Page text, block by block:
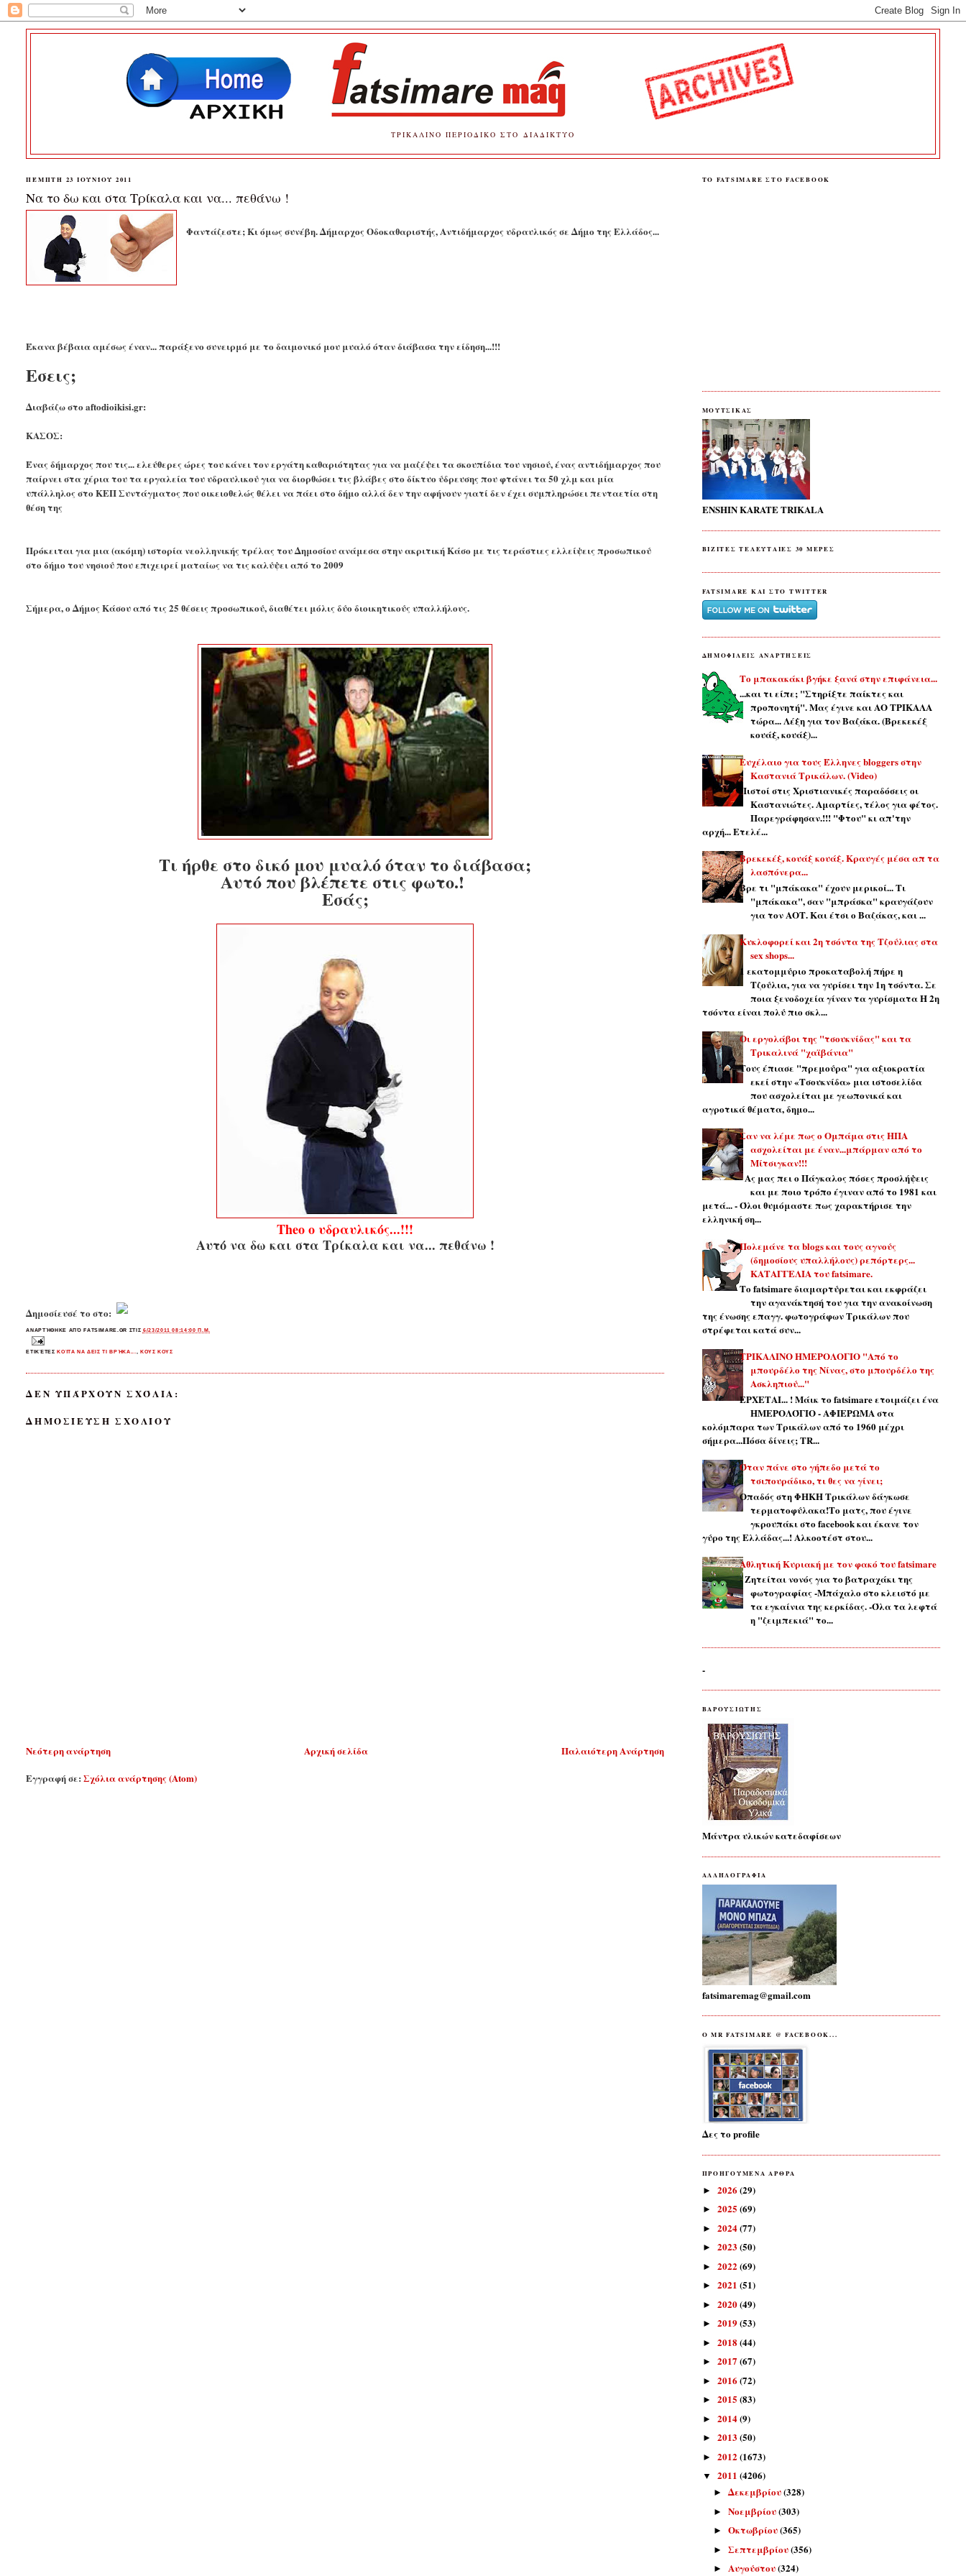
ΤΡΙΚΑΛΙΝΟ ΠΕΡΙΟΔΙΚΟ ΣΤΟ ΔΙΑΔΙΚΤΥΟ
ΠΈΜΠΤΗ 23 ΙΟΥΝΊΟΥ 2011
Να το δω και στα Τρίκαλα και να... πεθάνω !
Φαντάζεστε; Κι όμως συνέβη. Δήμαρχος Οδοκαθαριστής, Αντιδήμαρχος υδραυλικός σε Δήμο της Ελλάδος...
Έκανα βέβαια αμέσως έναν... παράξενο συνειρμό με το δαιμονικό μου μυαλό όταν διάβασα την είδηση...!!!
Εσεις;
Διαβάζω στο aftodioikisi.gr:
ΚΑΣΟΣ:
Ένας δήμαρχος που τις... ελεύθερες ώρες του κάνει τον εργάτη καθαριότητας για να μαζέψει τα σκουπίδια του νησιού, ένας αντιδήμαρχος που
παίρνει στα χέρια του τα εργαλεία του υδραυλικού για να διορθώσει τις βλάβες στο δίκτυο ύδρευσης που φτάνει τα 50 χλμ και μία
υπάλληλος στο ΚΕΠ Συντάγματος που οικειοθελώς θέλει να πάει στο δήμο αλλά δεν την αφήνουν γιατί δεν έχει συμπληρώσει πενταετία στη
θέση της
Πρόκειται για μια (ακόμη) ιστορία νεολληνικής τρέλας του Δημοσίου ανάμεσα στην ακριτική Κάσο με τις τεράστιες ελλείψεις προσωπικού
στο δήμο του νησιού που επιχειρεί ματαίως να τις καλύψει από το 2009
Σήμερα, ο Δήμος Κάσου από τις 25 θέσεις προσωπικού, διαθέτει μόλις δύο διοικητικούς υπαλλήλους.
Τι ήρθε στο δικό μου μυαλό όταν το διάβασα;
Αυτό που βλέπετε στις φωτο.!
Εσάς;
Theo o υδραυλικός...!!!
Αυτό να δω και στα Τρίκαλα και να... πεθάνω !
Δημοσίευσέ το στο:
ΑΝΑΡΤΉΘΗΚΕ ΑΠΌ FATSIMARE.GR ΣΤΙΣ 6/23/2011 08:14:00 Π.Μ.
ΕΤΙΚΈΤΕΣ ΚΟΊΤΑ ΝΑ ΔΕΙΣ ΤΙ ΒΡΉΚΑ... ΚΟΥΣ ΚΟΥΣ
ΔΕΝ ΥΠΆΡΧΟΥΝ ΣΧΌΛΙΑ:
ΔΗΜΟΣΊΕΥΣΗ ΣΧΟΛΊΟΥ
Νεότερη ανάρτηση Παλαιότερη Ανάρτηση
Αρχική σελίδα
Εγγραφή σε:Σχόλια ανάρτησης (Atom)
ΤΟ FATSIMARE ΣΤΟ FACEBOOK
ΜΟΥΤΣΙΚΑΣ
ENSHIN KARATE TRIKALA
ΒΙΖΙΤΕΣ ΤΕΛΕΥΤΑΙΕΣ 30 ΜΕΡΕΣ
FATSIMARE KAI ΣΤΟ TWITTER
ΔΗΜΟΦΙΛΕΙΣ ΑΝΑΡΤΗΣΕΙΣ
Το μπακακάκι βγήκε ξανά στην επιφάνεια...
...και τι είπε; "Στηρίξτε παίκτες και
προπονητή". Μας έγινε και ΑΟ ΤΡΙΚΑΛΑ
τώρα... Λέξη για τον Βαζάκα. (Βρεκεκέξ
κουάξ, κουάξ)...
Ευχέλαιο για τους Έλληνες bloggers στην
Καστανιά Τρικάλων. (Video)
Πιστοί στις Χριστιανικές παραδόσεις οι
Καστανιώτες. Αμαρτίες, τέλος για φέτος.
Παρεγράφησαν.!!! "Φτου" κι απ'την
αρχή... Ετελέ...
Βρεκεκέξ, κουάξ κουάξ. Κραυγές μέσα απ τα
λασπόνερα...
Βρε τι "μπάκακα" έχουν μερικοί... Τι
"μπάκακα", σαν "μπράσκα" κραυγάζουν
για τον ΑΟΤ. Και έτσι ο Βαζάκας, και ...
Κυκλοφορεί και 2η τσόντα της Τζούλιας στα
sex shops...
1 εκατομμύριο προκαταβολή πήρε η
Τζούλια, για να γυρίσει την 1η τσόντα. Σε
ποια ξενοδοχεία γίναν τα γυρίσματα Η 2η
τσόντα είναι πολύ πιο σκλ...
Οι εργολάβοι της "τσουκνίδας" και τα
Τρικαλινά "χαϊβάνια"
Τους έπιασε "πρεμούρα" για αξιοκρατία
εκεί στην «Τσουκνίδα» μια ιστοσελίδα
που ασχολείται με γεωπονικά και
αγροτικά θέματα, δημο...
Σαν να λέμε πως ο Ομπάμα στις ΗΠΑ
ασχολείται με έναν...μπάρμαν από το
Μίτσιγκαν!!!
- Ας μας πει ο Πάγκαλος πόσες προσλήψεις
και με ποιο τρόπο έγιναν από το 1981 και
μετά... - Όλοι θυμόμαστε πως χαρακτήρισε την
ελληνική ση...
Πολεμάνε τα blogs και τους αγνούς
(δημοσίους υπαλλήλους) ρεπόρτερς...
ΚΑΤΑΓΓΕΛΙΑ του fatsimare.
Το fatsimare διαμαρτύρεται και εκφράζει
την αγανάκτησή του για την ανακοίνωση
της ένωσης επαγγ. φωτογράφων Τρικάλων που
στρέφεται κατά συν...
ΤΡΙΚΑΛΙΝΟ ΗΜΕΡΟΛΟΓΙΟ "Από το
μπουρδέλο της Νίνας, στο μπουρδέλο της
Ασκληπιού..."
ΕΡΧΕΤΑΙ... ! Μάικ το fatsimare ετοιμάζει ένα
ΗΜΕΡΟΛΌΓΙΟ - ΑΦΙΕΡΩΜΑ στα
κολόμπαρα των Τρικάλων από το 1960 μέχρι
σήμερα...Πόσα δίνεις; TR...
Όταν πάνε στο γήπεδο μετά το
τσιπουράδικο, τι θες να γίνει;
Οπαδός στη ΦΗΚΗ Τρικάλων δάγκωσε
τερματοφύλακα!Το ματς, που έγινε
γκρουπάκι στο facebook και έκανε τον
γύρο της Ελλάδας...! Αλκοοτέστ στου...
Αθλητική Κυριακή με τον φακό του fatsimare
- Ζητείται νονός για το βατραχάκι της
φωτογραφίας -Μπάχαλο στο κλειστό με
τα εγκαίνια της κερκίδας. -Όλα τα λεφτά
η "ζειμπεκιά" το...
-
ΒΑΡΟΥΣΙΩΤΗΣ
Μάντρα υλικών κατεδαφίσεων
ΑΛΛΗΛΟΓΡΑΦΙΑ
fatsimaremag@gmail.com
O MR FATSIMARE @ FACEBOOK...
Δες το profile
ΠΡΟΗΓΟΥΜΕΝΑ ΑΡΘΡΑ
► 2026 (29)
► 2025 (69)
► 2024(77)
► 2023 (50)
► 2022 (69)
► 2021 (51)
► 2020(49)
► 2019(53)
► 2018 (44)
► 2017 (67)
► 2016 (72)
► 2015 (83)
► 2014(9)
► 2013 (50)
► 2012 (1673)
▼ 2011 (4206)
►Δεκεμβρίου(328)
►Νοεμβρίου(303)
►Οκτωβρίου(365)
►Σεπτεμβρίου(356)
►Αυγούστου(324)